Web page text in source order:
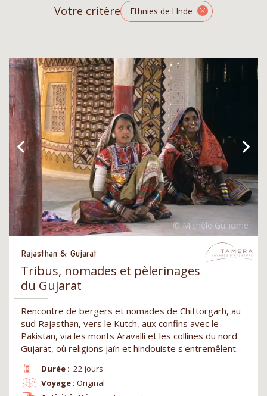
Votre critère Ethnies de l'Inde
Rajasthan & Gujarat
Tribus, nomades et pèlerinages
du Gujarat
Rencontre de bergers et nomades de Chittorgarh, au
sud Rajasthan, vers le Kutch, aux confins avec le
Pakistan, via les monts Aravalli et les collines du nord
Gujarat, où religions jaïn et hindouiste s'entremêlent.
Durée : 22 jours
Voyage : Original